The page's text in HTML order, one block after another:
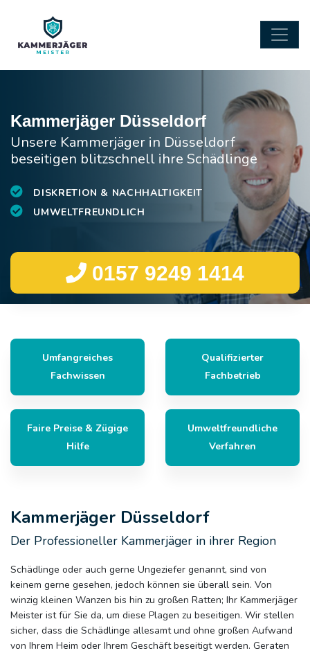
Kammerjäger Düsseldorf
Unsere Kammerjäger in Düsseldorf
beseitigen blitzschnell ihre Schädlinge
DISKRETION & NACHHALTIGKEIT
UMWELTFREUNDLICH
0157 9249 1414
Umfangreiches
Fachwissen
Qualifizierter
Fachbetrieb
Faire Preise & Zügige
Hilfe
Umweltfreundliche
Verfahren
Kammerjäger Düsseldorf
Der Professioneller Kammerjäger in ihrer Region
Schädlinge oder auch gerne Ungeziefer genannt, sind von
keinem gerne gesehen, jedoch können sie überall sein. Von
winzig kleinen Wanzen bis hin zu großen Ratten; Ihr Kammerjäger
Meister ist für Sie da, um diese Plagen zu beseitigen. Wir stellen
sicher, dass die Schädlinge allesamt und ohne großen Aufwand
von Ihrem Heim oder Ihrem Geschäft beseitigt werden. Geraten